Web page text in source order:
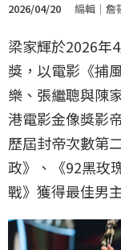
2026/04/20 編輯｜詹
梁家輝於2026年
獎，以電影《捕
樂、張繼聰與陳
港電影金像獎影
歷屆封帝次數第
政》、《92黑玫
戰》獲得最佳男